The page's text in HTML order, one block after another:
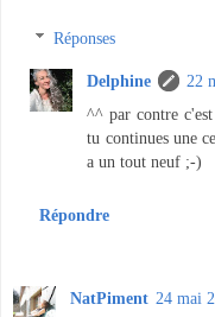
Réponses
Delphine
22
^^ par contre
tu continues une
a un tout neuf ;-)
Répondre
NatPiment 24 mai